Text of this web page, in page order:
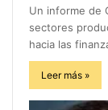
Un informe de
sectores
hacia las
Leer más »